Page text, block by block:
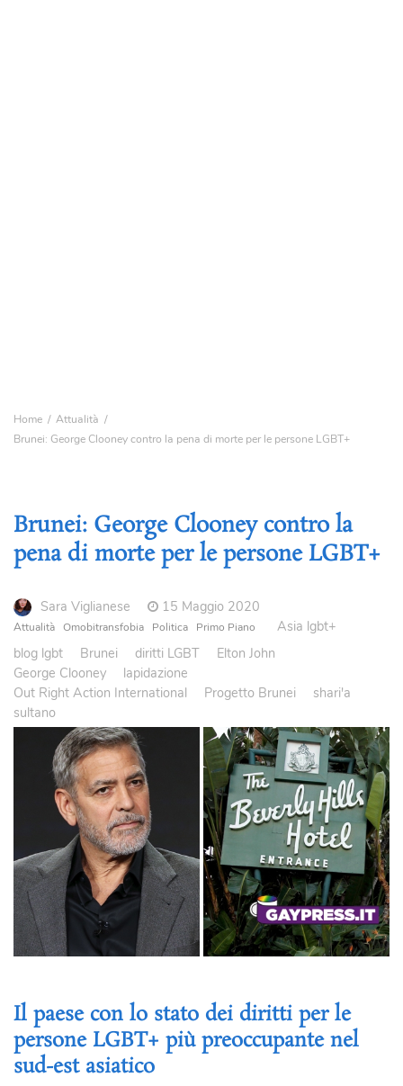
Home
Attualità
Brunei: George Clooney contro la pena di morte per le persone LGBT+
Brunei: George Clooney contro la
pena di morte per le persone LGBT+
Sara Viglianese 15 Maggio 2020
Attualità Omobitransfobia Politica Primo Piano
Asia lgbt+
blog lgbt
Brunei diritti LGBT
Elton John
George Clooney
lapidazione
Out Right Action International
Progetto Brunei
shari'a
sultano
Il paese con lo stato dei diritti per le
persone LGBT+ più preoccupante nel
sud-est asiatico